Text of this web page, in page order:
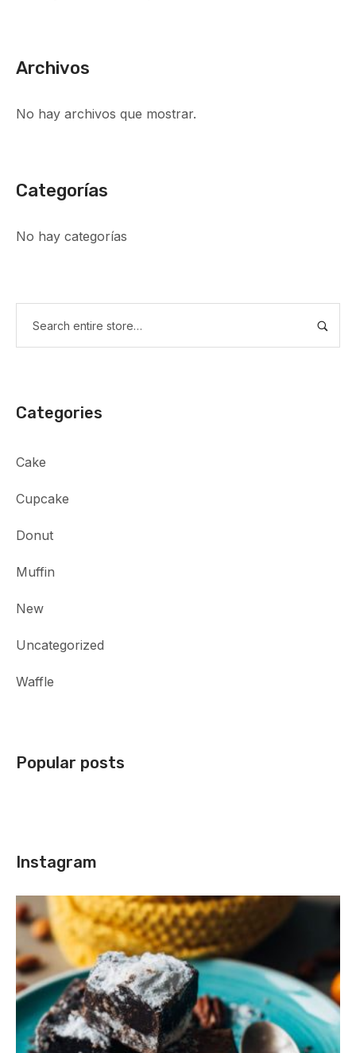
Archivos
No hay archivos que mostrar.
Categorías
No hay categorías
Categories
Cake
Cupcake
Donut
Muffin
New
Uncategorized
Waffle
Popular posts
Instagram